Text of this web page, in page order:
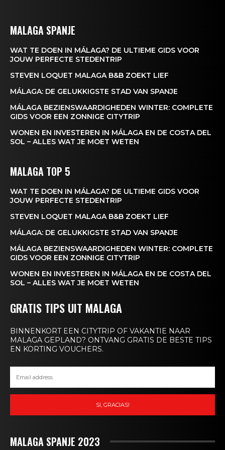
News Week
SUBSCRIBE NOW
Company
MALAGA SPANJE
WAT TE DOEN IN MÁLAGA? DE ULTIEME GIDS VOOR
JOUW PERFECTE STEDENTRIP
STEVEN LOQUET MALAGA B&B ZOEKT LIEF
MÁLAGA: DE GELUKKIGSTE STAD VAN SPANJE
MÁLAGA BEZIENSWAARDIGHEDEN WINTER: COMPLETE
GIDS VOOR EEN ZONNIGE CITYTRIP
WONEN EN INVESTEREN IN MÁLAGA EN DE COSTA DEL
SOL – ALLES WAT JE MOET WETEN
MALAGA TOP 5
WAT TE DOEN IN MÁLAGA? DE ULTIEME GIDS VOOR
JOUW PERFECTE STEDENTRIP
STEVEN LOQUET MALAGA B&B ZOEKT LIEF
MÁLAGA: DE GELUKKIGSTE STAD VAN SPANJE
MÁLAGA BEZIENSWAARDIGHEDEN WINTER: COMPLETE
GIDS VOOR EEN ZONNIGE CITYTRIP
WONEN EN INVESTEREN IN MÁLAGA EN DE COSTA DEL
SOL – ALLES WAT JE MOET WETEN
GRATIS TIPS UIT MALAGA
BINNENKORT EEN CITYTRIP OF VAKANTIE NAAR
MALAGA GEPLAND? ONTVANG GRATIS DE BESTE TIPS
EN KORTING VOUCHERS.
SI, GRACIAS!
MALAGA SPANJE 2023